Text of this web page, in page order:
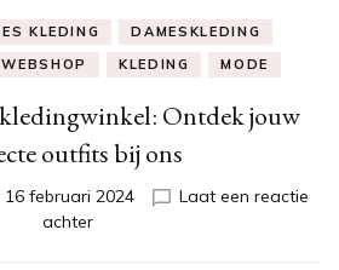
KLEDING
DAMESKLEDING
KLEDING MODE
Ontdek jouw
outfits bij ons
16 februari 2024
Laat een reactie
achterop